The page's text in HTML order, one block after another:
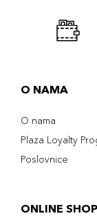
O NAMA
O nama
Plaza Loyalty
Poslovnice
ONLINE SHOP